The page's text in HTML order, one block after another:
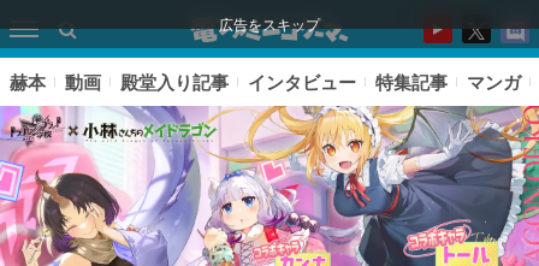
広告をスキップ
赫本 動画 殿堂入り記事 インタビュー 特集記事 マンガ